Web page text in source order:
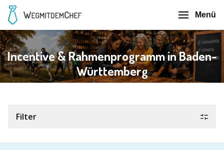
Menü
Incentive & Rahmenprogramm in Baden-
Württemberg
Filter